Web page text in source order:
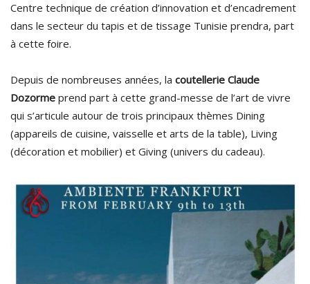
Centre technique de création d’innovation et d’encadrement
dans le secteur du tapis et de tissage Tunisie prendra, part
à cette foire.
Depuis de nombreuses années, la coutellerie Claude
Dozorme prend part à cette grand-messe de l’art de vivre
qui s’articule autour de trois principaux thèmes Dining
(appareils de cuisine, vaisselle et arts de la table), Living
(décoration et mobilier) et Giving (univers du cadeau).